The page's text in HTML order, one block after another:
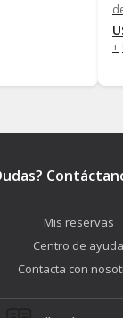
+
Mis reservas
Centro de ayuda
Contacta con